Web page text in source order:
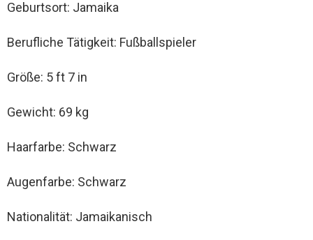
Geburtsort: Jamaika
Berufliche Tätigkeit: Fußballspieler
Größe: 5 ft 7 in
Gewicht: 69 kg
Haarfarbe: Schwarz
Augenfarbe: Schwarz
Nationalität: Jamaikanisch